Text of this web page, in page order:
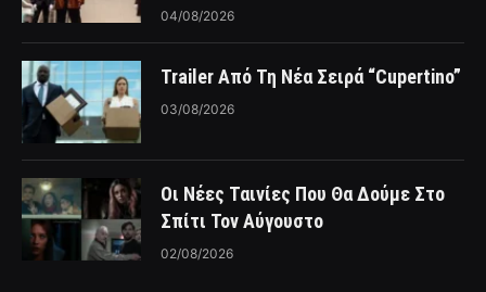
04/08/2026
Trailer Από Τη Νέα Σειρά “Cupertino”
03/08/2026
Οι Νέες Ταινίες Που Θα Δούμε Στο
Σπίτι Τον Αύγουστο
02/08/2026